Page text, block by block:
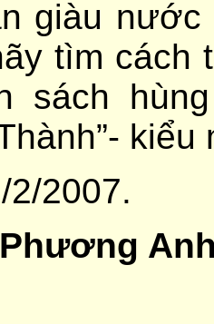
giàu
tìm cách
sách
kiểu
2/2007.